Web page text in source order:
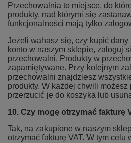
Przechowalnia to miejsce, do
produkty, nad którymi się
funkcjonalności mają tylko
Jeżeli wahasz się, czy kupić dany
konto w naszym sklepie, zaloguj
przechowalni. Produkty w
zapamiętywane. Przy kolejnym
przechowalni znajdziesz
produkty. W każdej chwili możesz
przerzucić je do koszyka lub
10. Czy mogę otrzymać fakturę
Tak, na zakupione w naszym
otrzymać fakturę VAT. W tym celu